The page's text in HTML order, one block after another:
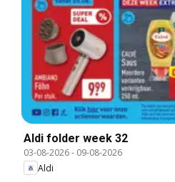
Aldi folder week 32
03-08-2026- 09-08-2026
Aldi